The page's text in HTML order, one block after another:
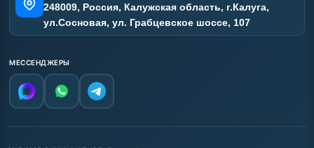
248009, Россия, Калужская область, г.Калуга,
ул.Сосновая, ул. Грабцевское шоссе, 107
МЕССЕНДЖЕРЫ